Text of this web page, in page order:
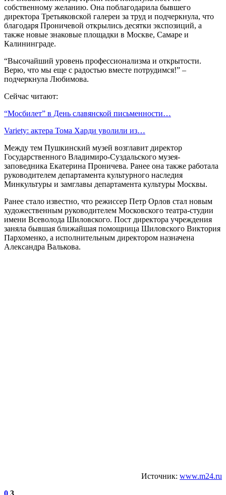
собственному желанию. Она поблагодарила бывшего
директора Третьяковской галереи за труд и подчеркнула, что
благодаря Проничевой открылись десятки экспозиций, а
также новые знаковые площадки в Москве, Самаре и
Калининграде.
“Высочайший уровень профессионализма и открытости.
Верю, что мы еще с радостью вместе потрудимся!” –
подчеркнула Любимова.
Сейчас читают:
“Мосбилет” в День славянской письменности…
Variety: актера Тома Харди уволили из…
Между тем Пушкинский музей возглавит директор
Государственного Владимиро-Суздальского музея-
заповедника Екатерина Проничева. Ранее она также работала
руководителем департамента культурного наследия
Минкультуры и замглавы департамента культуры Москвы.
Ранее стало известно, что режиссер Петр Орлов стал новым
художественным руководителем Московского театра-студии
имени Всеволода Шиловского. Пост директора учреждения
заняла бывшая ближайшая помощница Шиловского Виктория
Пархоменко, а исполнительным директором назначена
Александра Валькова.
Источник: www.m24.ru
0 3